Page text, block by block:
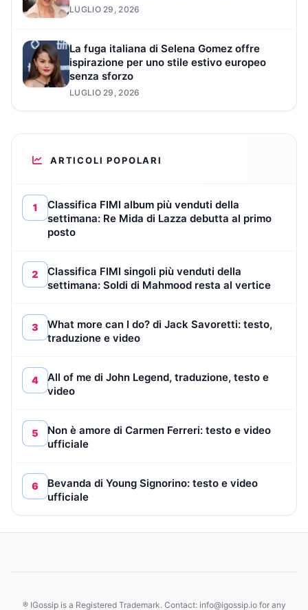
LUGLIO 29, 2026
La fuga italiana di Selena Gomez offre
ispirazione per uno stile estivo europeo
senza sforzo
LUGLIO 29, 2026
ARTICOLI POPOLARI
1
Classifica FIMI album più venduti della
settimana: Re Mida di Lazza debutta al primo
posto
2
Classifica FIMI singoli più venduti della
settimana: Soldi di Mahmood resta al vertice
3
What more can I do? di Jack Savoretti: testo,
traduzione e video
4
All of me di John Legend, traduzione, testo e
video
5
Non è amore di Carmen Ferreri: testo e video
ufficiale
6
Bevanda di Young Signorino: testo e video
ufficiale
® IGossip is a Registered Trademark. Contact: info@igossip.io for any